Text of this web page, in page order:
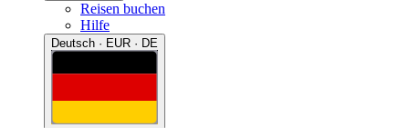
Reisen buchen
Hilfe
Deutsch · EUR · DE